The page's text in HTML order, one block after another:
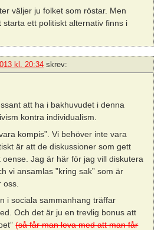
väljer ju folket som röstar. Men
starta ett politiskt alternativ finns i
kl. 20:34 skrev:
att ha i bakhuvudet i denna
kontra individualism.
kompis”. Vi behöver inte vara
är att de diskussioner som gett
Jag är här för jag vill diskutera
vi ansamlas ”kring sak” som är
i sociala sammanhang träffar
Och det är ju en trevlig bonus att
(så får man leva med att man får